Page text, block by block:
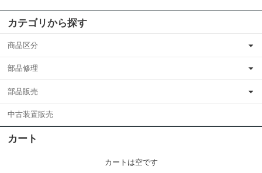
カテゴリから探す
商品区分
部品修理
部品販売
中古装置販売
カート
カートは空です